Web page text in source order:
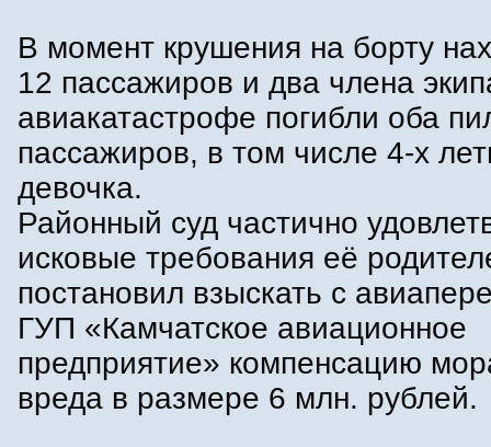
В момент крушения на борту
12 пассажиров и два члена
авиакатастрофе погибли оба
пассажиров, в том числе 4-х
девочка.
Районный суд частично
исковые требования её
постановил взыскать с
ГУП «Камчатское авиационное
предприятие» компенсацию
вреда в размере 6 млн. рублей.